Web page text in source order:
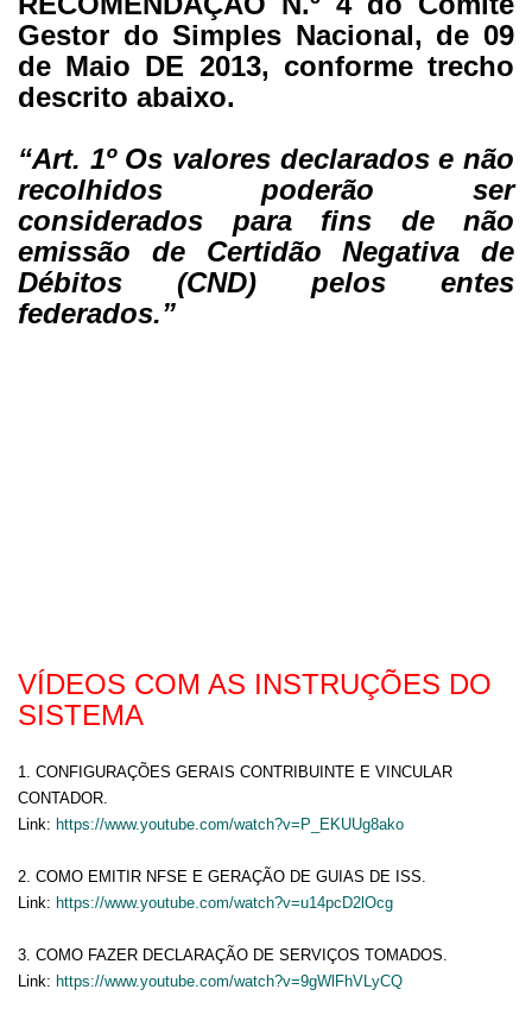
Gestor do Simples Nacional, de 09
de Maio DE 2013, conforme trecho
descrito abaixo.
“Art. 1º Os valores declarados e não
recolhidos poderão ser
considerados para fins de não
emissão de Certidão Negativa de
Débitos (CND) pelos entes
federados.”
VÍDEOS COM AS INSTRUÇÕES DO
SISTEMA
1. CONFIGURAÇÕES GERAIS CONTRIBUINTE E VINCULAR
CONTADOR.
Link: https://www.youtube.com/watch?v=P_EKUUg8ako
2. COMO EMITIR NFSE E GERAÇÃO DE GUIAS DE ISS.
Link: https://www.youtube.com/watch?v=u14pcD2lOcg
3. COMO FAZER DECLARAÇÃO DE SERVIÇOS TOMADOS.
Link: https://www.youtube.com/watch?v=9gWlFhVLyCQ